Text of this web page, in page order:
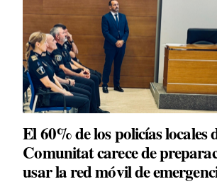
El 60% de los policías locales
Comunitat carece de
usar la red móvil de